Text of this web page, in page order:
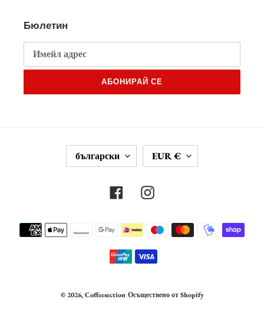
Бюлетин
АБОНИРАЙ СЕ
З
български
А
У
Т
EUR €
FacebookInstagram
Начини
за
плащане
© 2026,Coffeesection Осъществено от Shopify